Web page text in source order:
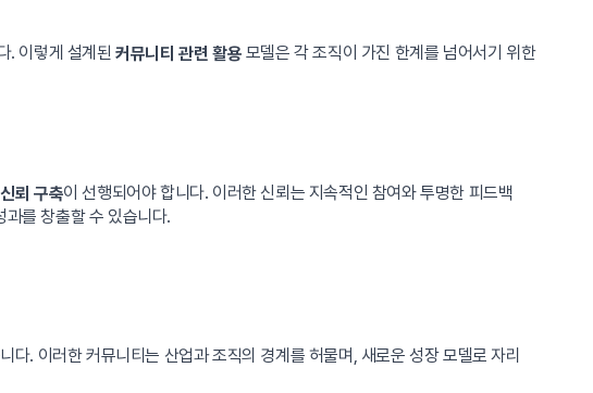
. 이렇게 설계된커뮤니티 관련 활용 모델은 각 조직이 가진 한계를 넘어서기 위한
뢰 구축이 선행되어야 합니다. 이러한 신뢰는 지속적인 참여와 투명한 피드백
를 창출할 수 있습니다.
다. 이러한 커뮤니티는 산업과 조직의 경계를 허물며, 새로운 성장 모델로 자리